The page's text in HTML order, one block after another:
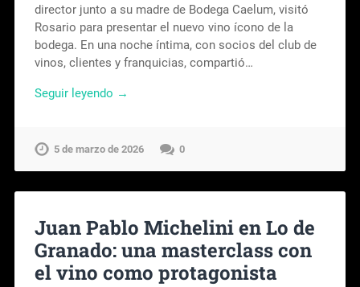
director junto a su madre de Bodega Caelum, visitó
Rosario para presentar el nuevo vino ícono de la
bodega. En una noche íntima, con socios del club de
vinos, clientes y franquicias, compartió…
Seguir leyendo →
5 de marzo de 2026 0
Juan Pablo Michelini en Lo de
Granado: una masterclass con
el vino como protagonista